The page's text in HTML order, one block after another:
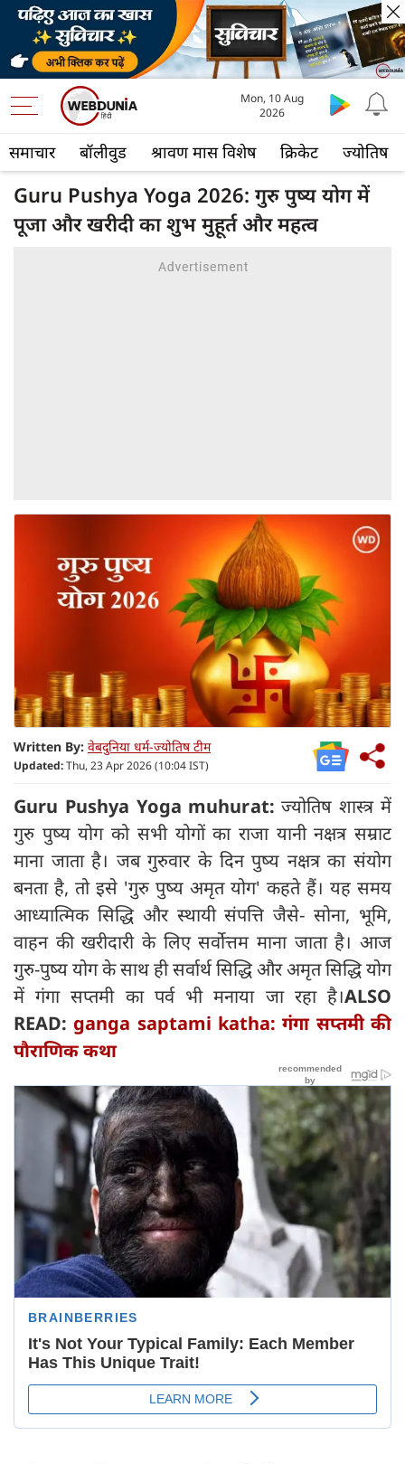
समाचार बॉलीवुड श्रावण मास विशेष क्रिकेट ज्योतिष
Mon, 10 Aug
2026
Guru Pushya Yoga 2026: गुरु पुष्य योग में
पूजा और खरीदी का शुभ मुहूर्त और महत्व
Written By: वेबदुनिया धर्म-ज्योतिष टीम
Updated:Thu, 23 Apr 2026 (10:04 IST)
Guru Pushya Yoga muhurat:ज्योतिष शास्त्र में
गुरु पुष्य योग को सभी योगों का राजा यानी नक्षत्र सम्राट
माना जाता है। जब गुरुवार के दिन पुष्य नक्षत्र का संयोग
बनता है, तो इसे 'गुरु पुष्य अमृत योग' कहते हैं। यह समय
आध्यात्मिक सिद्धि और स्थायी संपत्ति जैसे- सोना, भूमि,
वाहन की खरीदारी के लिए सर्वोत्तम माना जाता है। आज
गुरु-पुष्य योग के साथ ही सर्वार्थ सिद्धि और अमृत सिद्धि योग
में गंगा सप्तमी का पर्व भी मनाया जा रहा है।ALSO
READ: ganga saptami katha: गंगा सप्तमी की
पौराणिक कथा